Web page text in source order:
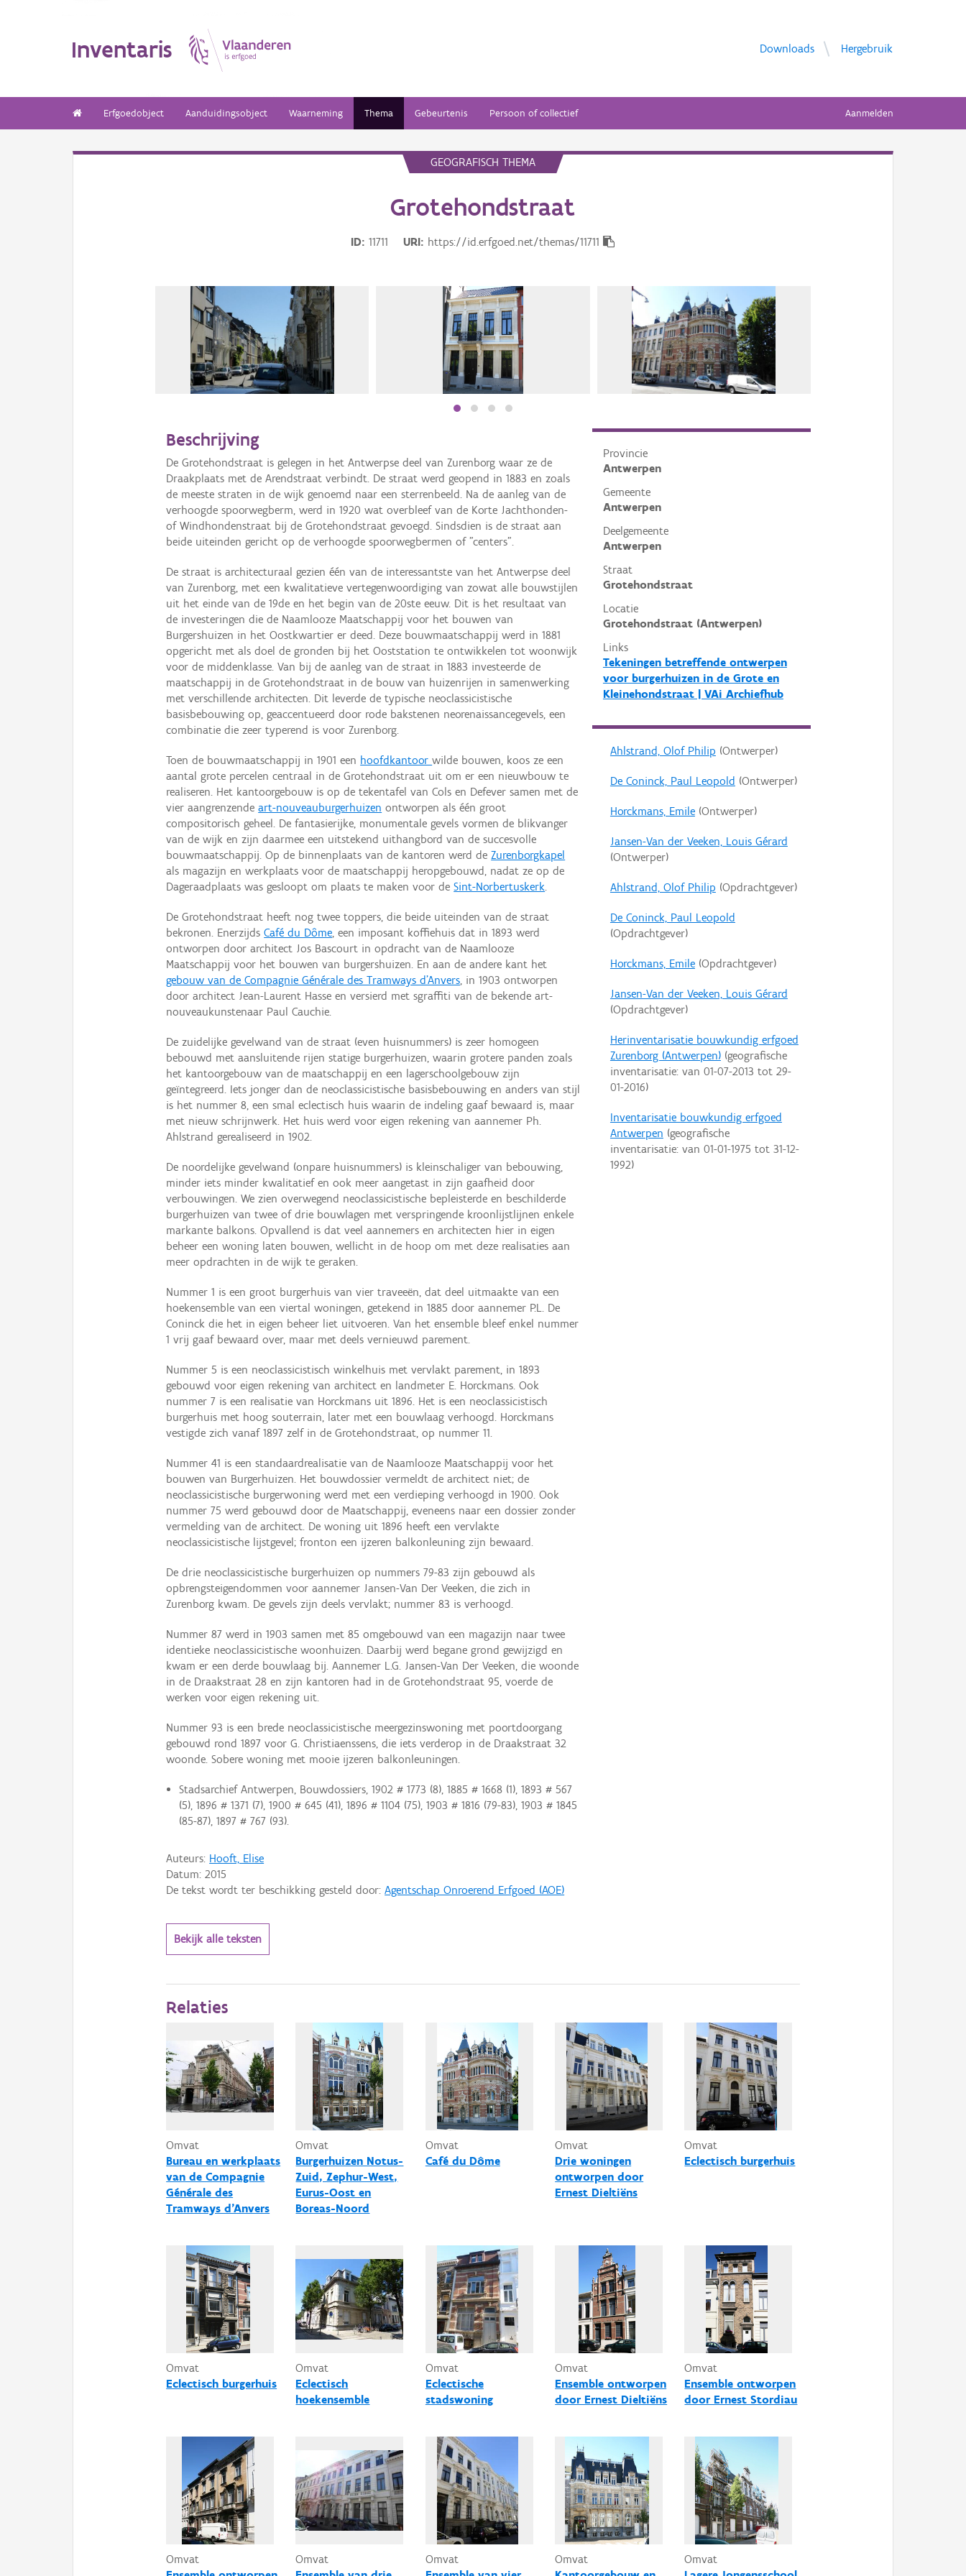
Inventaris Downloads Hergebruik
Erfgoedobject Aanduidingsobject Waarneming Thema Gebeurtenis Persoon of collectief Aanmelden
GEOGRAFISCH THEMA
Grotehondstraat
ID 11711 URI https://id.erfgoed.net/themas/11711
Provincie
Antwerpen
Gemeente
Antwerpen
Deelgemeente
Antwerpen
Straat
Grotehondstraat
Locatie
Grotehondstraat (Antwerpen)
Links
Tekeningen betreffende ontwerpen
voor burgerhuizen in de Grote en
Kleinehondstraat | VAi Archiefhub
Ahlstrand, Olof Philip (Ontwerper)
De Coninck, Paul Leopold (Ontwerper)
Horckmans, Emile(Ontwerper)
Jansen-Van der Veeken, Louis Gérard
(Ontwerper)
Ahlstrand, Olof Philip (Opdrachtgever)
De Coninck, Paul Leopold
(Opdrachtgever)
Horckmans, Emile(Opdrachtgever)
Jansen-Van der Veeken, Louis Gérard
(Opdrachtgever)
Herinventarisatie bouwkundig erfgoed
Zurenborg (Antwerpen)(geografische
inventarisatie: van 01-07-2013 tot 29-
01-2016)
Inventarisatie bouwkundig erfgoed
Antwerpen (geografische
inventarisatie: van 01-01-1975 tot 31-12-
1992)
Beschrijving
De Grotehondstraat is gelegen in het Antwerpse deel van Zurenborg waar ze de
Draakplaats met de Arendstraat verbindt. De straat werd geopend in 1883 en zoals
de meeste straten in de wijk genoemd naar een sterrenbeeld. Na de aanleg van de
verhoogde spoorwegberm, werd in 1920 wat overbleef van de Korte Jachthonden-
of Windhondenstraat bij de Grotehondstraat gevoegd. Sindsdien is de straat aan
beide uiteinden gericht op de verhoogde spoorwegbermen of "centers".
De straat is architecturaal gezien één van de interessantste van het Antwerpse deel
van Zurenborg, met een kwalitatieve vertegenwoordiging van zowat alle bouwstijlen
uit het einde van de 19de en het begin van de 20ste eeuw. Dit is het resultaat van
de investeringen die de Naamlooze Maatschappij voor het bouwen van
Burgershuizen in het Oostkwartier er deed. Deze bouwmaatschappij werd in 1881
opgericht met als doel de gronden bij het Ooststation te ontwikkelen tot woonwijk
voor de middenklasse. Van bij de aanleg van de straat in 1883 investeerde de
maatschappij in de Grotehondstraat in de bouw van huizenrijen in samenwerking
met verschillende architecten. Dit leverde de typische neoclassicistische
basisbebouwing op, geaccentueerd door rode bakstenen neorenaissancegevels, een
combinatie die zeer typerend is voor Zurenborg.
Toen de bouwmaatschappij in 1901 een hoofdkantoorwilde bouwen, koos ze een
aantal grote percelen centraal in de Grotehondstraat uit om er een nieuwbouw te
realiseren. Het kantoorgebouw is op de tekentafel van Cols en Defever samen met de
vier aangrenzendeart-nouveauburgerhuizen ontworpen als één groot
compositorisch geheel. De fantasierijke, monumentale gevels vormen de blikvanger
van de wijk en zijn daarmee een uitstekend uithangbord van de succesvolle
bouwmaatschappij. Op de binnenplaats van de kantoren werd deZurenborgkapel
als magazijn en werkplaats voor de maatschappij heropgebouwd, nadat ze op de
Dageraadplaats was gesloopt om plaats te maken voor deSint-Norbertuskerk.
De Grotehondstraat heeft nog twee toppers, die beide uiteinden van de straat
bekronen. EnerzijdsCafé du Dôme, een imposant koffiehuis dat in 1893 werd
ontworpen door architect Jos Bascourt in opdracht van de Naamlooze
Maatschappij voor het bouwen van burgershuizen. En aan de andere kant het
gebouw van de Compagnie Générale des Tramways d'Anvers, in 1903 ontworpen
door architect Jean-Laurent Hasse en versierd met sgraffiti van de bekende art-
nouveaukunstenaar Paul Cauchie.
De zuidelijke gevelwand van de straat (even huisnummers) is zeer homogeen
bebouwd met aansluitende rijen statige burgerhuizen, waarin grotere panden zoals
het kantoorgebouw van de maatschappij en een lagerschoolgebouw zijn
geïntegreerd. Iets jonger dan de neoclassicistische basisbebouwing en anders van stijl
is het nummer 8, een smal eclectisch huis waarin de indeling gaaf bewaard is, maar
met nieuw schrijnwerk. Het huis werd voor eigen rekening van aannemer Ph.
Ahlstrand gerealiseerd in 1902.
De noordelijke gevelwand (onpare huisnummers) is kleinschaliger van bebouwing,
minder iets minder kwalitatief en ook meer aangetast in zijn gaafheid door
verbouwingen. We zien overwegend neoclassicistische bepleisterde en beschilderde
burgerhuizen van twee of drie bouwlagen met verspringende kroonlijstlijnen enkele
markante balkons. Opvallend is dat veel aannemers en architecten hier in eigen
beheer een woning laten bouwen, wellicht in de hoop om met deze realisaties aan
meer opdrachten in de wijk te geraken.
Nummer 1 is een groot burgerhuis van vier traveeën, dat deel uitmaakte van een
hoekensemble van een viertal woningen, getekend in 1885 door aannemer P.L. De
Coninck die het in eigen beheer liet uitvoeren. Van het ensemble bleef enkel nummer
1 vrij gaaf bewaard over, maar met deels vernieuwd parement.
Nummer 5 is een neoclassicistisch winkelhuis met vervlakt parement, in 1893
gebouwd voor eigen rekening van architect en landmeter E. Horckmans. Ook
nummer 7 is een realisatie van Horckmans uit 1896. Het is een neoclassicistisch
burgerhuis met hoog souterrain, later met een bouwlaag verhoogd. Horckmans
vestigde zich vanaf 1897 zelf in de Grotehondstraat, op nummer 11.
Nummer 41 is een standaardrealisatie van de Naamlooze Maatschappij voor het
bouwen van Burgerhuizen. Het bouwdossier vermeldt de architect niet; de
neoclassicistische burgerwoning werd met een verdieping verhoogd in 1900. Ook
nummer 75 werd gebouwd door de Maatschappij, eveneens naar een dossier zonder
vermelding van de architect. De woning uit 1896 heeft een vervlakte
neoclassicistische lijstgevel; fronton een ijzeren balkonleuning zijn bewaard.
De drie neoclassicistische burgerhuizen op nummers 79-83 zijn gebouwd als
opbrengsteigendommen voor aannemer Jansen-Van Der Veeken, die zich in
Zurenborg kwam. De gevels zijn deels vervlakt; nummer 83 is verhoogd.
Nummer 87 werd in 1903 samen met 85 omgebouwd van een magazijn naar twee
identieke neoclassicistische woonhuizen. Daarbij werd begane grond gewijzigd en
kwam er een derde bouwlaag bij. Aannemer L.G. Jansen-Van Der Veeken, die woonde
in de Draakstraat 28 en zijn kantoren had in de Grotehondstraat 95, voerde de
werken voor eigen rekening uit.
Nummer 93 is een brede neoclassicistische meergezinswoning met poortdoorgang
gebouwd rond 1897 voor G. Christiaenssens, die iets verderop in de Draakstraat 32
woonde. Sobere woning met mooie ijzeren balkonleuningen.
Stadsarchief Antwerpen, Bouwdossiers, 1902 # 1773 (8), 1885 # 1668 (1), 1893 # 567
(5), 1896 # 1371 (7), 1900 # 645 (41), 1896 # 1104 (75), 1903 # 1816 (79-83), 1903 # 1845
(85-87), 1897 # 767 (93).
Auteurs: Hooft, Elise
Datum:2015
De tekst wordt ter beschikking gesteld door:Agentschap Onroerend Erfgoed (AOE)
Bekijk alle teksten
Relaties
Omvat
Bureau en werkplaats
van de Compagnie
Générale des
Tramways d'Anvers
Omvat
Burgerhuizen Notus-
Zuid, Zephur-West,
Eurus-Oost en
Boreas-Noord
Omvat
Café du Dôme
Omvat
Drie woningen
ontworpen door
Ernest Dieltiëns
Omvat
Eclectisch burgerhuis
Omvat
Eclectisch burgerhuis
Omvat
Eclectisch
hoekensemble
Omvat
Eclectische
stadswoning
Omvat
Ensemble ontworpen
door Ernest Dieltiëns
Omvat
Ensemble ontworpen
door Ernest Stordiau
Omvat
Omvat
Omvat
Omvat
Omvat